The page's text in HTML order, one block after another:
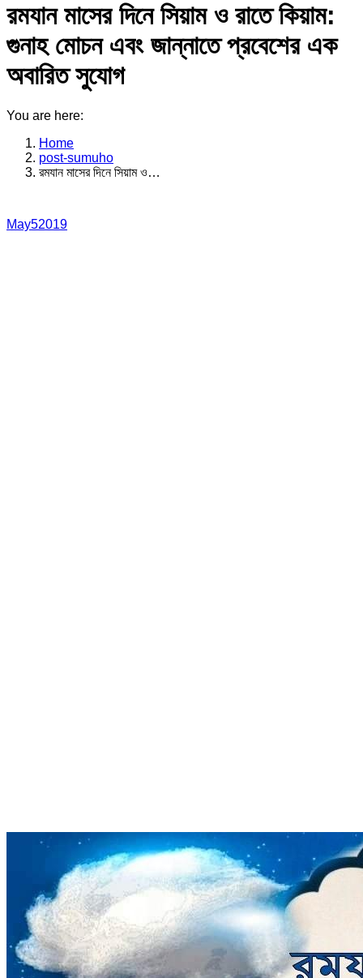
রমযান মাসের দিনে সিয়াম ও রাতে কিয়াম:
গুনাহ মোচন এবং জান্নাতে প্রবেশের এক
অবারিত সুযোগ
You are here:
Home
post-sumuho
রমযান মাসের দিনে সিয়াম ও…
May52019